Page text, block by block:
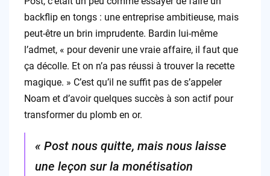
backflip en tongs : une entreprise ambitieuse, mais
peut-être un brin imprudente. Bardin lui-même
l’admet, « pour devenir une vraie affaire, il faut que
ça décolle. Et on n’a pas réussi à trouver la recette
magique. » C’est qu’il ne suffit pas de s’appeler
Noam et d’avoir quelques succès à son actif pour
transformer du plomb en or.
« Post nous quitte, mais nous laisse
une leçon sur la monétisation